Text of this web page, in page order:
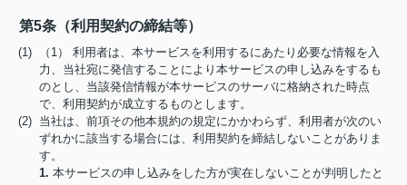
第5条（利用契約の締結等）
(1) （1） 利用者は、本サービスを利用するにあたり必要な情報を入
力、当社宛に発信することにより本サービスの申し込みをするも
のとし、当該発信情報が本サービスのサーバに格納された時点
で、利用契約が成立するものとします。
(2) 当社は、前項その他本規約の規定にかかわらず、利用者が次のい
ずれかに該当する場合には、利用契約を締結しないことがありま
す。
1. 本サービスの申し込みをした方が実在しないことが判明したと